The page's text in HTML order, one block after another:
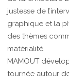
justesse de
graphique et la
des thèmes
matérialité.
MAMOUT
tournée autour